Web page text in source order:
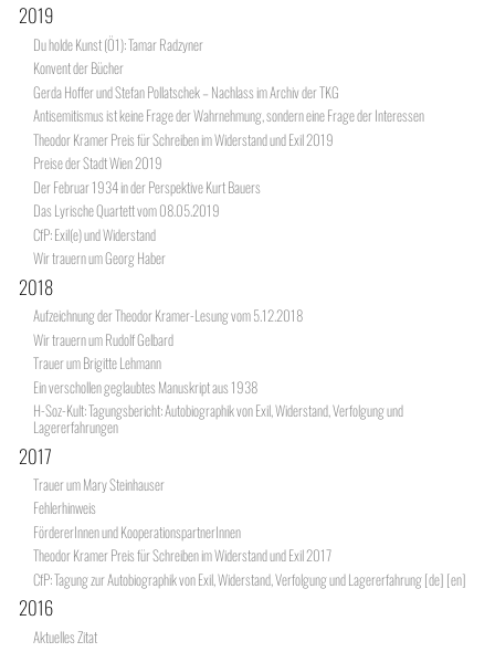
2019
Du holde Kunst (Ö1): Tamar Radzyner
Konvent der Bücher
Gerda Hoffer und Stefan Pollatschek – Nachlass im Archiv der TKG
Antisemitismus ist keine Frage der Wahrnehmung, sondern eine Frage der Interessen
Theodor Kramer Preis für Schreiben im Widerstand und Exil 2019
Preise der Stadt Wien 2019
Der Februar 1934 in der Perspektive Kurt Bauers
Das Lyrische Quartett vom 08.05.2019
CfP: Exil(e) und Widerstand
Wir trauern um Georg Haber
2018
Aufzeichnung der Theodor Kramer-Lesung vom 5.12.2018
Wir trauern um Rudolf Gelbard
Trauer um Brigitte Lehmann
Ein verschollen geglaubtes Manuskript aus 1938
H-Soz-Kult: Tagungsbericht: Autobiographik von Exil, Widerstand, Verfolgung und
Lagererfahrungen
2017
Trauer um Mary Steinhauser
Fehlerhinweis
FördererInnen und KooperationspartnerInnen
Theodor Kramer Preis für Schreiben im Widerstand und Exil 2017
CfP: Tagung zur Autobiographik von Exil, Widerstand, Verfolgung und Lagererfahrung [de] [en]
2016
Aktuelles Zitat